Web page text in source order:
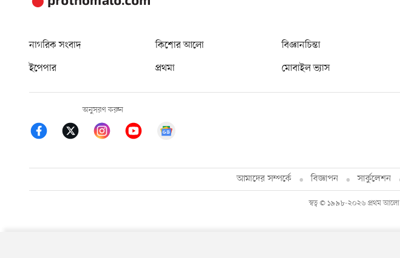
নাগরিক সংবাদ কিশোর আলো বিজ্ঞানচিন্তা
ইপেপার
প্রথমা মোবাইল ভ্যাস
অনুসরণ করুন
আমাদের সম্পর্কে বিজ্ঞাপন সার্কুলেশন
স্বত্ব © ১৯৯৮-২০২৬ প্রথম আলো